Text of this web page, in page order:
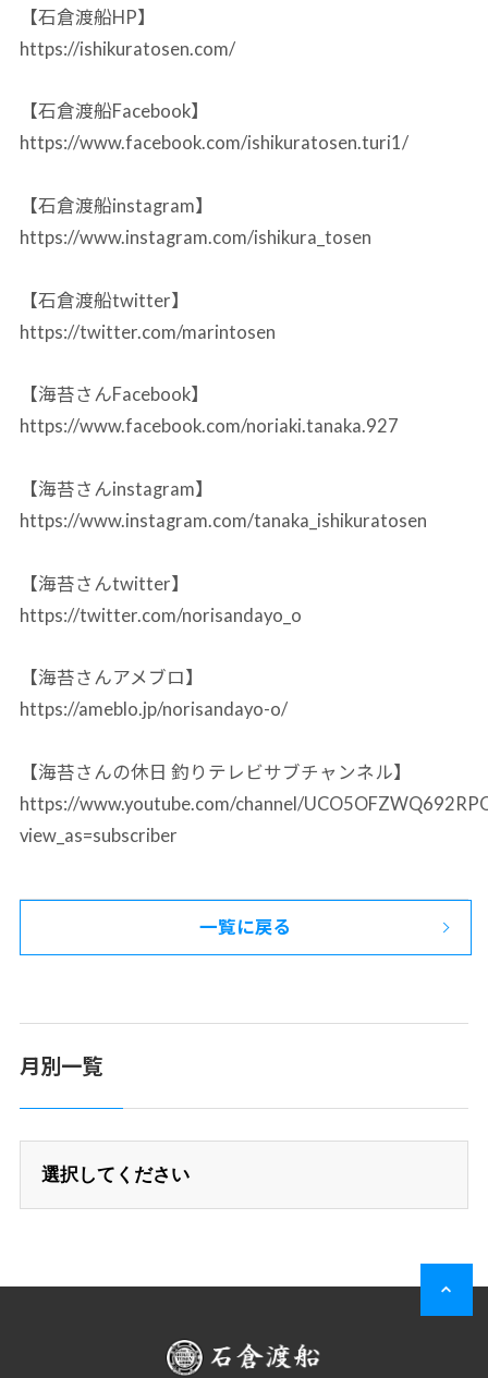
【石倉渡船HP】
https://ishikuratosen.com/
【石倉渡船Facebook】
https://www.facebook.com/ishikuratosen.turi1/
【石倉渡船instagram】
https://www.instagram.com/ishikura_tosen
【石倉渡船twitter】
https://twitter.com/marintosen
【海苔さんFacebook】
https://www.facebook.com/noriaki.tanaka.927
【海苔さんinstagram】
https://www.instagram.com/tanaka_ishikuratosen
【海苔さんtwitter】
https://twitter.com/norisandayo_o
【海苔さんアメブロ】
https://ameblo.jp/norisandayo-o/
【海苔さんの休日 釣りテレビサブチャンネル】
https://www.youtube.com/channel/
view_as=subscriber
一覧に戻る
月別一覧